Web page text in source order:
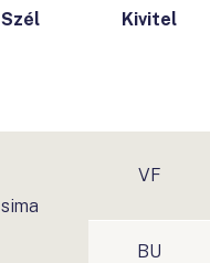
Szél Kivitel
sima
VF
BU